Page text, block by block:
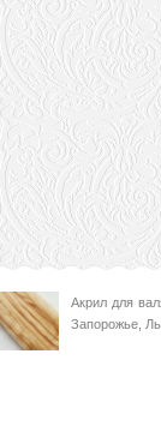
Акрил для
Запорожье,